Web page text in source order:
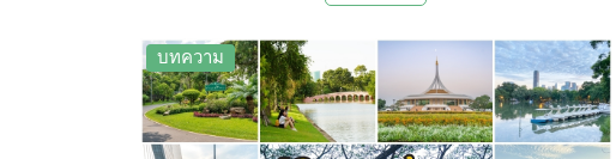
ไม่ว่าจะเป็นทางด้านศิลปะวัฒนธรรม สถาปัตยกรรม
ความเป็นอยู่ ผังเมือง พระราชพิธี และพระราช
กรณียกิจต่างๆ นอกจากนี้ภายในอาคารยังมีส่วนของ
ห้องสมุดนิทรรศน์รัตนโกสินทร์ โถงกิจกรรม จุดชมวิว
ร้านเครื่องดื่ม และร้านจำหน่ายสินค้าที่ระลึกอีกด้วย
บทความ